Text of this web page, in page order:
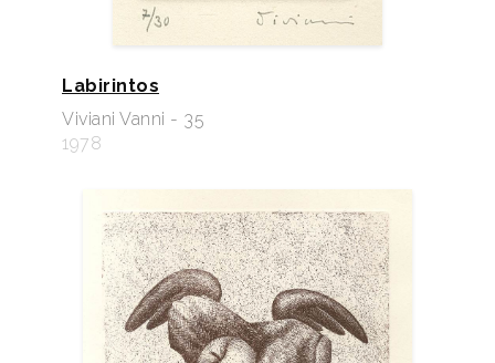
Labirintos
Viviani Vanni - 35
1978